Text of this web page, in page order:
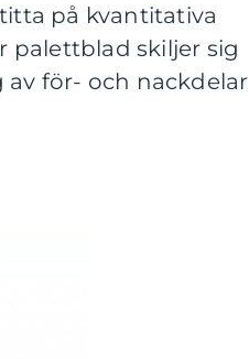
på kvantitativa
palettblad skiljer sig
för- och nackdelar